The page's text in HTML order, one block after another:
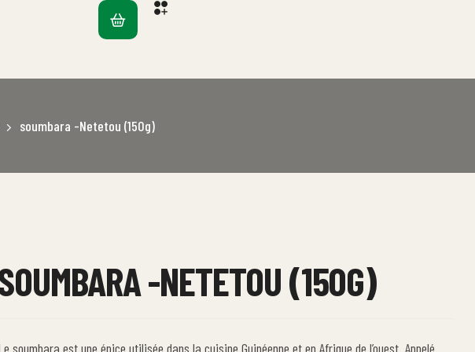
soumbara -Netetou (150g)
-NETETOU (150G)
soumbara est une épice utilisée dans la cuisine Guinéenne et en Afrique de l’ouest. Appelé